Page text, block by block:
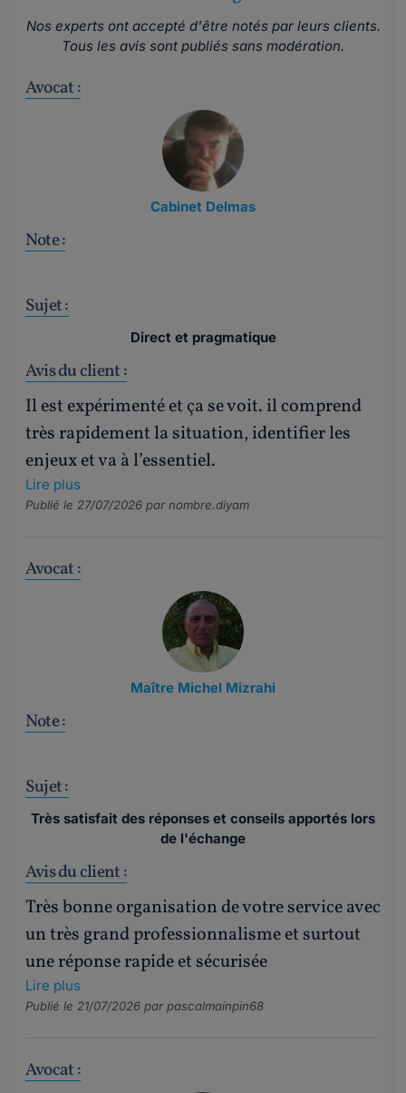
Nos experts ont accepté d'être notés par leurs clients.
Tous les avis sont publiés sans modération.
Avocat :
Cabinet Delmas
Note :
Sujet :
Direct et pragmatique
Avis du client :
Il est expérimenté et ça se voit. il comprend
très rapidement la situation, identifier les
enjeux et va à l’essentiel.
Lire plus
Publié le 27/07/2026 par nombre.diyam
Avocat :
Maître Michel Mizrahi
Note :
Sujet :
Très satisfait des réponses et conseils apportés lors
de l'échange
Avis du client :
Très bonne organisation de votre service avec
un très grand professionnalisme et surtout
une réponse rapide et sécurisée
Lire plus
Publié le 21/07/2026 par pascalmainpin68
Avocat :